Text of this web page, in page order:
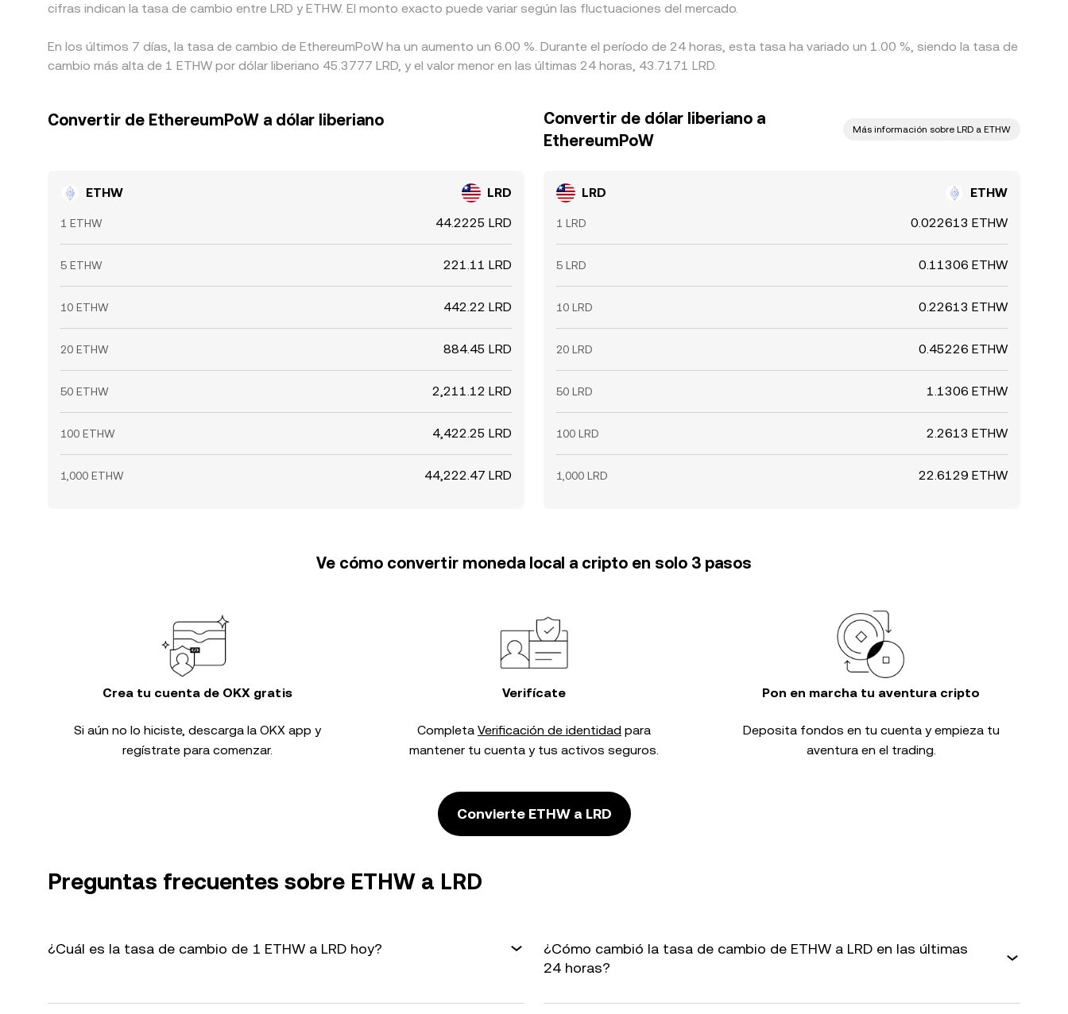
cifras indican la tasa de cambio entre LRD y ETHW. El monto exacto puede variar según las fluctuaciones del mercado.
En los últimos 7 días, la tasa de cambio de EthereumPoW ha un aumento un 6.00 %. Durante el período de 24 horas, esta tasa ha variado un 1.00 %, siendo la tasa de
cambio más alta de 1 ETHW por dólar liberiano 45.3777 LRD, y el valor menor en las últimas 24 horas, 43.7171 LRD.
Convertir de EthereumPoW a dólar liberiano
ETHW LRD
1 ETHW 44.2225 LRD
5 ETHW 221.11 LRD
10 ETHW 442.22 LRD
20 ETHW 884.45 LRD
50 ETHW 2,211.12 LRD
100 ETHW 4,422.25 LRD
1,000 ETHW 44,222.47 LRD
Convertir de dólar liberiano a
EthereumPoW
Más información sobre LRD a ETHW
LRD ETHW
1 LRD 0.022613 ETHW
5 LRD 0.11306 ETHW
10 LRD 0.22613 ETHW
20 LRD 0.45226 ETHW
50 LRD 1.1306 ETHW
100 LRD 2.2613 ETHW
1,000 LRD 22.6129 ETHW
Ve cómo convertir moneda local a cripto en solo 3 pasos
Crea tu cuenta de OKX gratis
Si aún no lo hiciste, descarga la OKX app y
regístrate para comenzar.
Verifícate
Completa Verificación de identidad para
mantener tu cuenta y tus activos seguros.
Pon en marcha tu aventura cripto
Deposita fondos en tu cuenta y empieza tu
aventura en el trading.
Convierte ETHW a LRD
Preguntas frecuentes sobre ETHW a LRD
¿Cuál es la tasa de cambio de 1 ETHW a LRD hoy?
¿Cómo cambió la tasa de cambio de ETHW a LRD en las últimas
24 horas?